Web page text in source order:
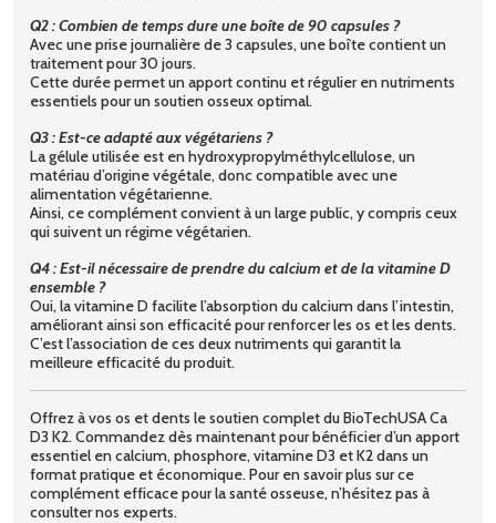
Q2 : Combien de temps dure une boîte de 90 capsules ?
Avec une prise journalière de 3 capsules, une boîte contient un
traitement pour 30 jours.
Cette durée permet un apport continu et régulier en nutriments
essentiels pour un soutien osseux optimal.
Q3 : Est-ce adapté aux végétariens ?
La gélule utilisée est en hydroxypropylméthylcellulose, un
matériau d’origine végétale, donc compatible avec une
alimentation végétarienne.
Ainsi, ce complément convient à un large public, y compris ceux
qui suivent un régime végétarien.
Q4 : Est-il nécessaire de prendre du calcium et de la vitamine D
ensemble ?
Oui, la vitamine D facilite l’absorption du calcium dans l’intestin,
améliorant ainsi son efficacité pour renforcer les os et les dents.
C’est l’association de ces deux nutriments qui garantit la
meilleure efficacité du produit.
Offrez à vos os et dents le soutien complet du BioTechUSA Ca
D3 K2. Commandez dès maintenant pour bénéficier d’un apport
essentiel en calcium, phosphore, vitamine D3 et K2 dans un
format pratique et économique. Pour en savoir plus sur ce
complément efficace pour la santé osseuse, n’hésitez pas à
consulter nos experts.